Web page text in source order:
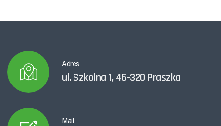
Adres
ul. Szkolna 1, 46-320 Praszka
Mail